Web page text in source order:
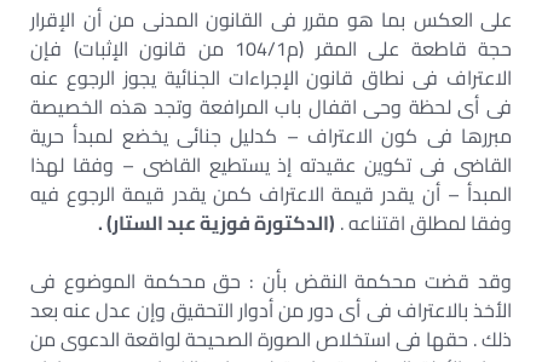
على العكس بما هو مقرر فى القانون المدنى من أن الإقرار
حجة قاطعة على المقر (م104/1 من قانون الإثبات) فإن
الاعتراف فى نطاق قانون الإجراءات الجنائية يجوز الرجوع عنه
فى أى لحظة وحى اقفال باب المرافعة وتجد هذه الخصيصة
مبررها فى كون الاعتراف – كدليل جنائى يخضع لمبدأ حرية
القاضى فى تكوين عقيدته إذ يستطيع القاضى – وفقا لهذا
المبدأ – أن يقدر قيمة الاعتراف كمن يقدر قيمة الرجوع فيه
وفقا لمطلق اقتناعه . (الدكتورة فوزية عبد الستار) .
وقد قضت محكمة النقض بأن : حق محكمة الموضوع فى
الأخذ بالاعتراف فى أى دور من أدوار التحقيق وإن عدل عنه بعد
ذلك . حقها فى استخلاص الصورة الصحيحة لواقعة الدعوى من